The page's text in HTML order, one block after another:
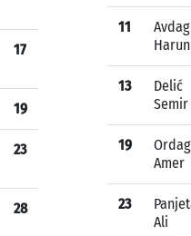
17
19
23
28
11
Harun
13
Delić
Semir
19
Amer
23
Ali